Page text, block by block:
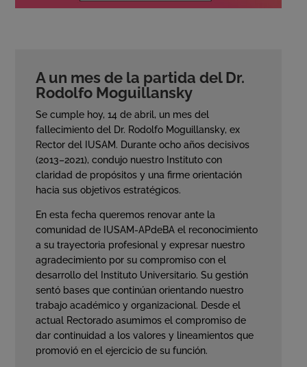
A un mes de la partida del Dr.
Rodolfo Moguillansky
Se cumple hoy, 14 de abril, un mes del
fallecimiento del Dr. Rodolfo Moguillansky, ex
Rector del IUSAM. Durante ocho años decisivos
(2013–2021), condujo nuestro Instituto con
claridad de propósitos y una firme orientación
hacia sus objetivos estratégicos.
En esta fecha queremos renovar ante la
comunidad de IUSAM-APdeBA el reconocimiento
a su trayectoria profesional y expresar nuestro
agradecimiento por su compromiso con el
desarrollo del Instituto Universitario. Su gestión
sentó bases que continúan orientando nuestro
trabajo académico y organizacional. Desde el
actual Rectorado asumimos el compromiso de
dar continuidad a los valores y lineamientos que
promovió en el ejercicio de su función.